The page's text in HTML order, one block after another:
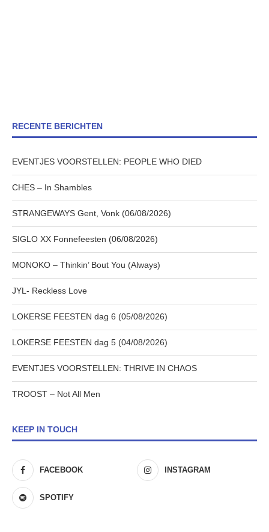
RECENTE BERICHTEN
EVENTJES VOORSTELLEN: PEOPLE WHO DIED
CHES – In Shambles
STRANGEWAYS Gent, Vonk (06/08/2026)
SIGLO XX Fonnefeesten (06/08/2026)
MONOKO – Thinkin’ Bout You (Always)
JYL- Reckless Love
LOKERSE FEESTEN dag 6 (05/08/2026)
LOKERSE FEESTEN dag 5 (04/08/2026)
EVENTJES VOORSTELLEN: THRIVE IN CHAOS
TROOST – Not All Men
KEEP IN TOUCH
FACEBOOK INSTAGRAM
SPOTIFY